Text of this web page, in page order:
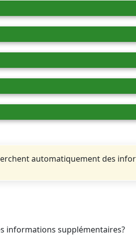
automatiquement des
informations supplémentaires?